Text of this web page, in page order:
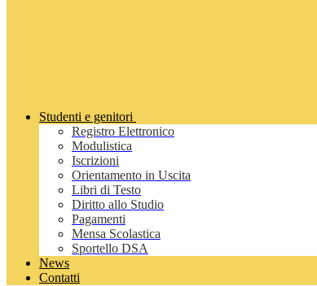
Studenti e genitori
Registro Elettronico
Modulistica
Iscrizioni
Orientamento in Uscita
Libri di Testo
Diritto allo Studio
Pagamenti
Mensa Scolastica
Sportello DSA
News
Contatti